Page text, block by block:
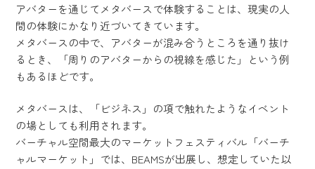
アバターを通じてメタバースで体験することは、現実の人
間の体験にかなり近づいてきています。
メタバースの中で、アバターが混み合うところを通り抜け
るとき、「周りのアバターからの視線を感じた」という例
もあるほどです。
メタバースは、「ビジネス」の項で触れたようなイベント
の場としても利用されます。
バーチャル空間最大のマーケットフェスティバル「バーチ
ャルマーケット」では、BEAMSが出展し、想定していた以